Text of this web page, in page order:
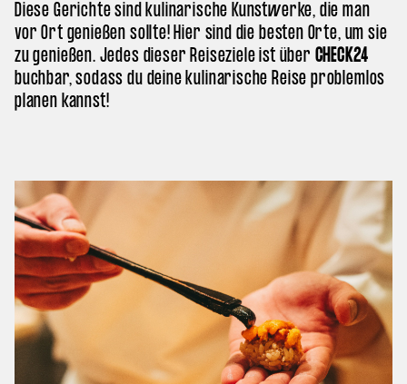
Diese Gerichte sind kulinarische Kunstwerke, die man
vor Ort genießen sollte! Hier sind die besten Orte, um sie
zu genießen. Jedes dieser Reiseziele ist über CHECK24
buchbar, sodass du deine kulinarische Reise problemlos
planen kannst!